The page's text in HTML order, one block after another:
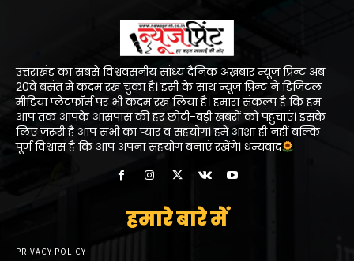
उत्तराखंड का सबसे विश्ववसनीय सांध्य दैनिक अख़बार न्यूज प्रिन्ट अब
20वें बसंत में कदम रख चुका है। इसी के साथ न्यूज प्रिन्ट ने डिजिटल
मीडिया प्लेटफॉर्म पर भी कदम रख लिया है। हमारा संकल्प है कि हम
आप तक आपके आसपास की हर छोटी-बड़ी खबरों को पहुंचाएं। इसके
लिए जरूरी है आप सभी का प्यार व सहयोग। हमें आशा ही नहीं बल्कि
पूर्ण विश्वास है कि आप अपना सहयोग बनाएं रखेंगे। धन्यवाद
हमारे बारे में
PRIVACY POLICY